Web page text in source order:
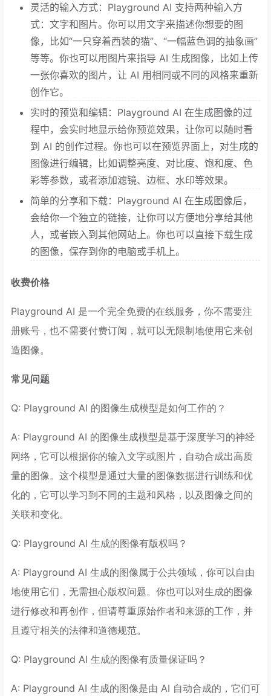
灵活的输入方式：Playground AI 支持两种输入方
式：文字和图片。你可以用文字来描述你想要的图
像，比如“一只穿着西装的猫”、“一幅蓝色调的抽象画”
等等。你也可以用图片来指导 AI 生成图像，比如上传
一张你喜欢的图片，让 AI 用相同或不同的风格来重新
创作它。
实时的预览和编辑：Playground AI 在生成图像的过
程中，会实时地显示给你预览效果，让你可以随时看
到 AI 的创作过程。你也可以在预览界面上，对生成的
图像进行编辑，比如调整亮度、对比度、饱和度、色
彩等参数，或者添加滤镜、边框、水印等效果。
简单的分享和下载：Playground AI 在生成图像后，
会给你一个独立的链接，让你可以方便地分享给其他
人，或者嵌入到其他网站上。你也可以直接下载生成
的图像，保存到你的电脑或手机上。
收费价格
Playground AI 是一个完全免费的在线服务，你不需要注
册账号，也不需要付费订阅，就可以无限制地使用它来创
造图像。
常见问题
Q: Playground AI 的图像生成模型是如何工作的？
A: Playground AI 的图像生成模型是基于深度学习的神经
网络，它可以根据你的输入文字或图片，自动合成出高质
量的图像。这个模型是通过大量的图像数据进行训练和优
化的，它可以学习到不同的主题和风格，以及图像之间的
关联和变化。
Q: Playground AI 生成的图像有版权吗？
A: Playground AI 生成的图像属于公共领域，你可以自由
地使用它们，无需担心版权问题。你也可以对生成的图像
进行修改和再创作，但请尊重原始作者和来源的工作，并
且遵守相关的法律和道德规范。
Q: Playground AI 生成的图像有质量保证吗？
A: Playground AI 生成的图像是由 AI 自动合成的，它们可